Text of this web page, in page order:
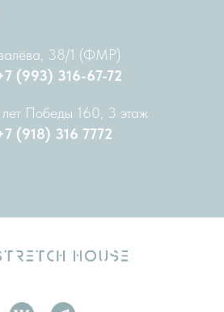
38/1 (ФМР)
(993) 316-67-72
Победы 160, 3 этаж
(918) 316 7772